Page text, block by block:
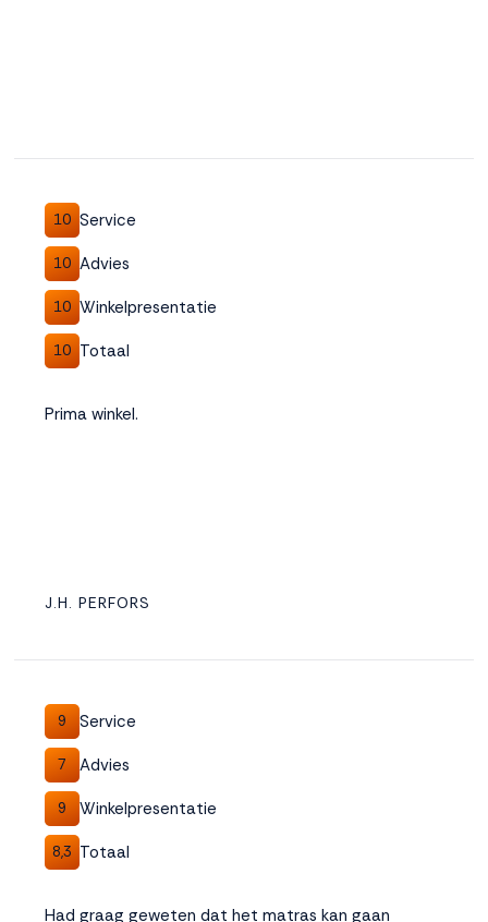
10 Service
10 Advies
10 Winkelpresentatie
10 Totaal
Prima winkel.
J.H. PERFORS
9 Service
7 Advies
9 Winkelpresentatie
8,3 Totaal
Had graag geweten dat het matras kan gaan